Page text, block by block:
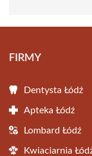
FIRMY
Dentysta Łódź
Apteka Łódź
Lombard Łódź
Kwiaciarnia